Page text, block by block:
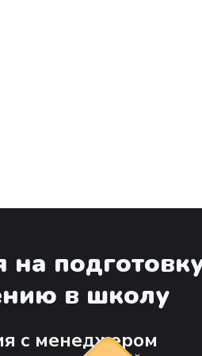
на
в школу
с менеджером